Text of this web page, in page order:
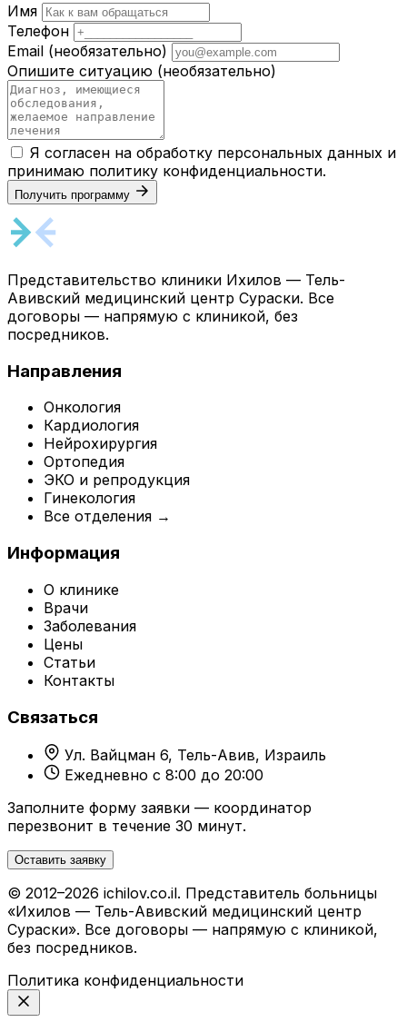
Имя
Телефон
Email (необязательно)
Опишите ситуацию (необязательно)
Я согласен на обработку персональных данных и
принимаю политику конфиденциальности.
Получить программу
Представительство клиники Ихилов — Тель-
Авивский медицинский центр Сураски. Все
договоры — напрямую с клиникой, без
посредников.
Направления
Онкология
Кардиология
Нейрохирургия
Ортопедия
ЭКО и репродукция
Гинекология
Все отделения →
Информация
О клинике
Врачи
Заболевания
Цены
Статьи
Контакты
Связаться
Ул. Вайцман 6, Тель-Авив, Израиль
Ежедневно с 8:00 до 20:00
Заполните форму заявки — координатор
перезвонит в течение 30 минут.
Оставить заявку
© 2012–2026 ichilov.co.il. Представитель больницы
«Ихилов — Тель-Авивский медицинский центр
Сураски». Все договоры — напрямую с клиникой,
без посредников.
Политика конфиденциальности